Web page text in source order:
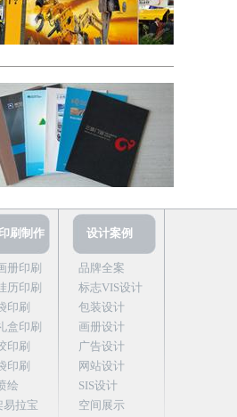
刷制作
册印刷
历印刷
印刷
盒印刷
印刷
印刷
绘
易拉宝
设计案例
品牌全案
标志VIS设计
包装设计
画册设计
广告设计
网站设计
SIS设计
空间展示